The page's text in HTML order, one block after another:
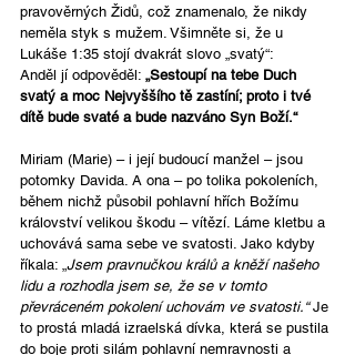
pravověrných Židů, což znamenalo, že nikdy
neměla styk s mužem. Všimněte si, že u
Lukáše 1:35 stojí dvakrát slovo „svatý“:
Anděl jí odpověděl: „Sestoupí na tebe Duch
svatý a moc Nejvyššího tě zastíní; proto i tvé
dítě bude svaté a bude nazváno Syn Boží.“
Miriam (Marie) – i její budoucí manžel – jsou
potomky Davida. A ona – po tolika pokoleních,
během nichž působil pohlavní hřích Božímu
království velikou škodu – vítězí. Láme kletbu a
uchovává sama sebe ve svatosti. Jako kdyby
říkala: „ Jsem pravnučkou králů a kněží našeho
lidu a rozhodla jsem se, že se v tomto
převráceném pokolení uchovám ve svatosti.“ Je
to prostá mladá izraelská dívka, která se pustila
do boje proti silám pohlavní nemravnosti a